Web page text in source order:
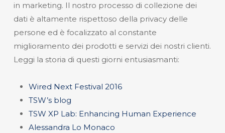
in marketing. Il nostro processo di collezione dei
dati è altamente rispettoso della privacy delle
persone ed è focalizzato al constante
miglioramento dei prodotti e servizi dei nostri clienti.
Leggi la storia di questi giorni entusiasmanti:
Wired Next Festival 2016
TSW’s blog
TSW XP Lab: Enhancing Human Experience
Alessandra Lo Monaco